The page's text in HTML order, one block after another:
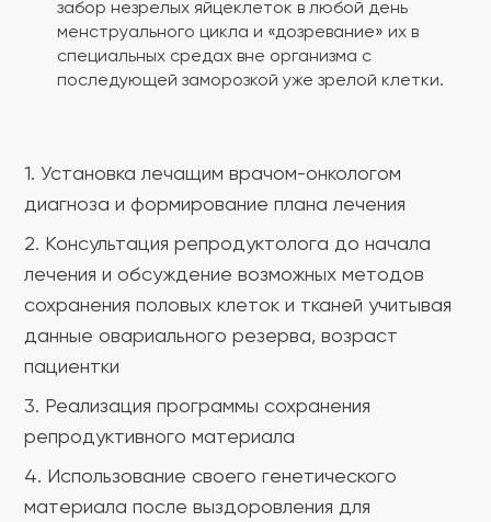
забор незрелых яйцеклеток в любой день
менструального цикла и «дозревание» их в
специальных средах вне организма с
последующей заморозкой уже зрелой клетки.
1. Установка лечащим врачом-онкологом
диагноза и формирование плана лечения
2. Консультация репродуктолога до начала
лечения и обсуждение возможных методов
сохранения половых клеток и тканей учитывая
данные овариального резерва, возраст
пациентки
3. Реализация программы сохранения
репродуктивного материала
4. Использование своего генетического
материала после выздоровления для